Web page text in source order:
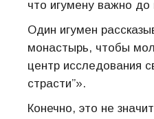
что игумену важно до
Один игумен
монастырь, чтобы
центр исследования
страсти”».
Конечно, это не